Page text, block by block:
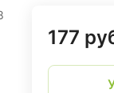
177